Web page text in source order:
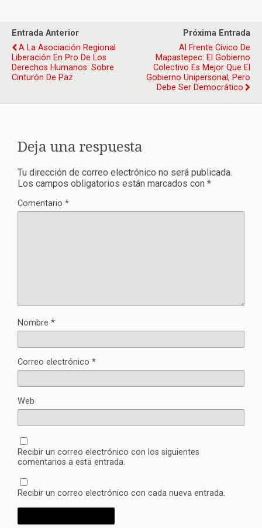
Entrada Anterior
A La Asociación Regional
Liberación En Pro De Los
Derechos Humanos: Sobre
Cinturón De Paz
Próxima Entrada
Al Frente Cívico De
Mapastepec: El Gobierno
Colectivo Es Mejor Que El
Gobierno Unipersonal, Pero
Debe Ser Democrático
Deja una respuesta
Tu dirección de correo electrónico no será publicada.
Los campos obligatorios están marcados con *
Comentario *
Nombre *
Correo electrónico *
Web
Recibir un correo electrónico con los siguientes
comentarios a esta entrada.
Recibir un correo electrónico con cada nueva entrada.